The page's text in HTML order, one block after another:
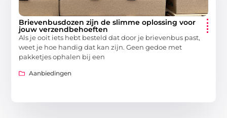
Brievenbusdozen zijn de slimme oplossing voor
jouw verzendbehoeften
Als je ooit iets hebt besteld dat door je brievenbus past,
weet je hoe handig dat kan zijn. Geen gedoe met
pakketjes ophalen bij een
Aanbiedingen